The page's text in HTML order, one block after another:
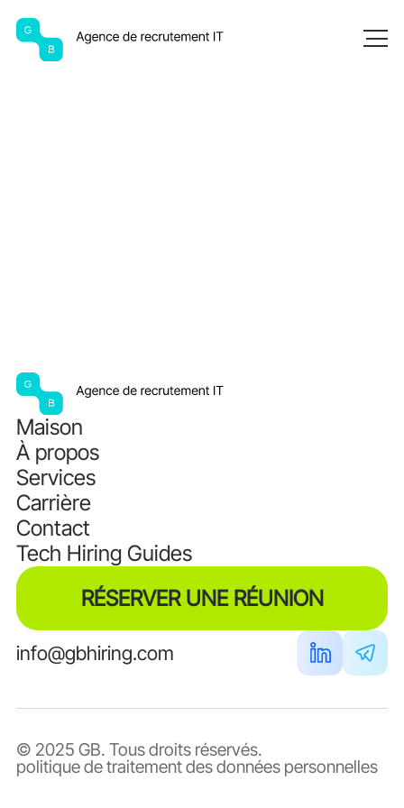
Accueil Carrière
Maison
À propos
Services
Carrière
Contact
Tech Hiring Guides
RÉSERVER UNE RÉUNION
info@gbhiring.com
© 2025 GB. Tous droits réservés.
politique de traitement des données personnelles